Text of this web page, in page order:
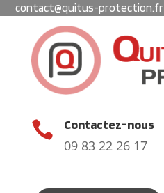
contact@quitus-protection.fr
 Contactez-nous
09 83 22 26 17